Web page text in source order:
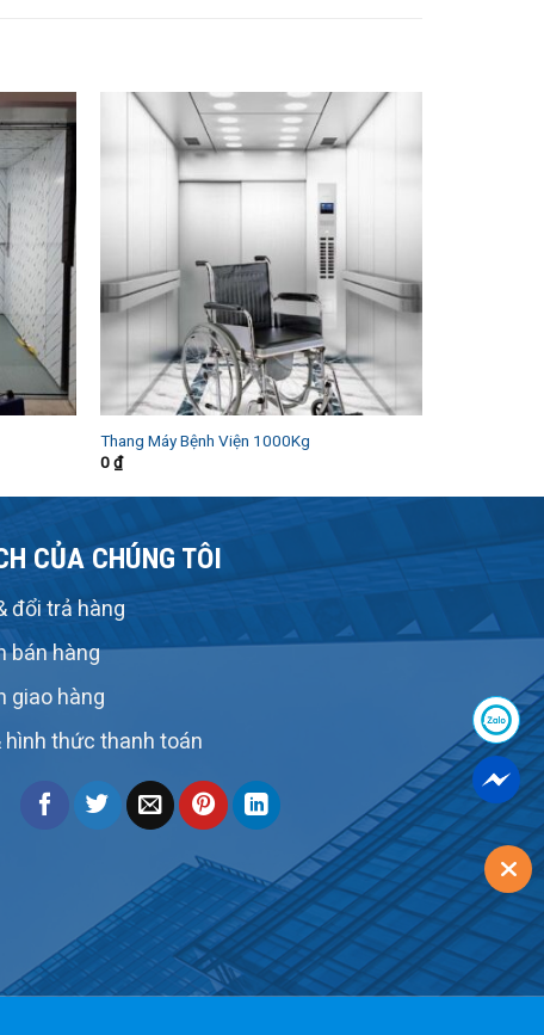
Thang Máy Bệnh Viện 1000Kg
0₫
CỦA CHÚNG TÔI
đổi trả hàng
bán hàng
giao hàng
hình thức thanh toán